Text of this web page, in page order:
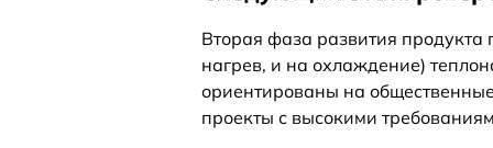
Вторая фаза развития
нагрев, и на охлаждение)
ориентированы на
проекты с высокими